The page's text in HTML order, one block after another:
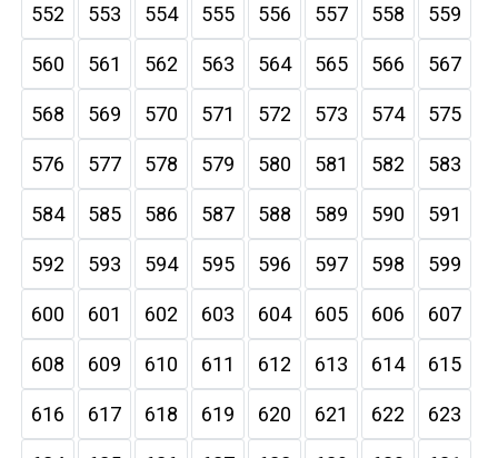
552 553 554 555 556 557 558 559
560 561 562 563 564 565 566 567
568 569 570 571 572 573 574 575
576 577 578 579 580 581 582 583
584 585 586 587 588 589 590 591
592 593 594 595 596 597 598 599
600 601 602 603 604 605 606 607
608 609 610 611 612 613 614 615
616 617 618 619 620 621 622 623